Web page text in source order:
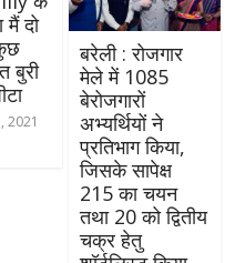
मैं दो
बुरी
2021
बरेली : रोजगार
मेले में 1085
बेरोजगारों
अभ्यर्थियों ने
प्रतिभाग किया,
जिसके सापेक्ष
215 का चयन
तथा 20 को द्वितीय
चक्र हेतु